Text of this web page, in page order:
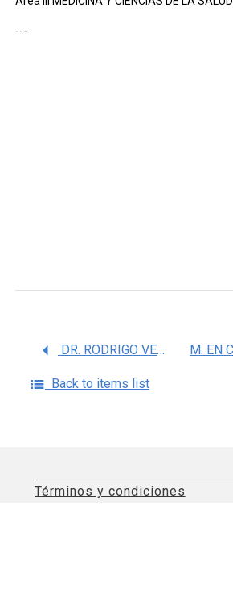
---
DR. RODRIGO VEGA SANCHEZ
Back to items list
Términos y condiciones